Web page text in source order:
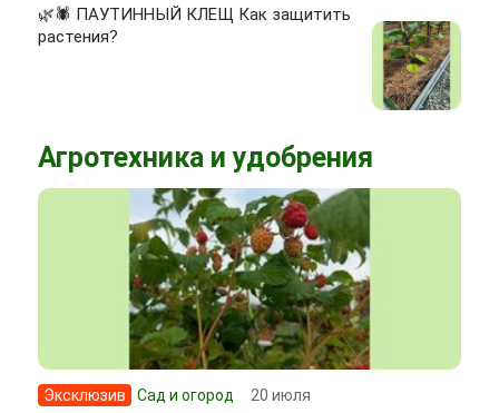
🌿🕷 ПАУТИННЫЙ КЛЕЩ Как защитить
растения?
Агротехника и удобрения
Эксклюзив Сад и огород 20 июля